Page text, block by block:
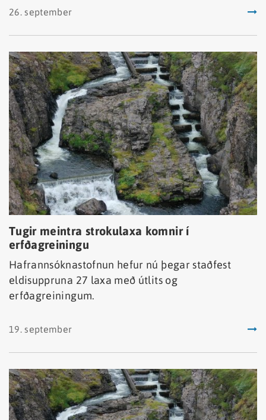
26. september
Tugir meintra strokulaxa komnir í
erfðagreiningu
Hafrannsóknastofnun hefur nú þegar staðfest
eldisuppruna 27 laxa með útlits og
erfðagreiningum.
19. september